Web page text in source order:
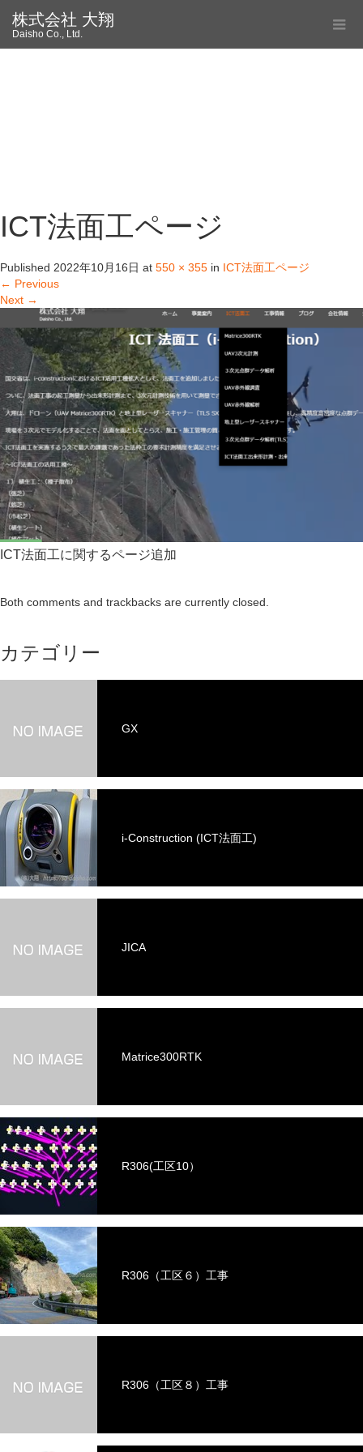
株式会社 大翔
Daisho Co., Ltd.
ICT法面工ページ
Published 2022年10月16日 at 550 × 355 in ICT法面工ページ
← Previous
Next →
ICT法面工に関するページ追加
Both comments and trackbacks are currently closed.
カテゴリー
GX
i-Construction (ICT法面工)
JICA
Matrice300RTK
R306(工区10）
R306（工区６）工事
R306（工区８）工事